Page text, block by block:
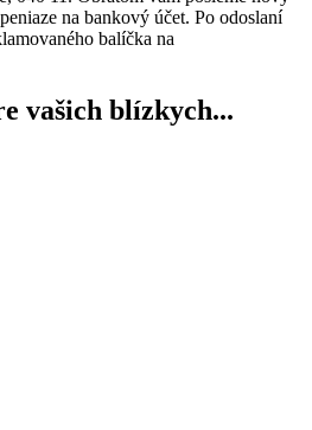
na bankový účet. Po odoslaní
balíčka na
vašich blízkych...